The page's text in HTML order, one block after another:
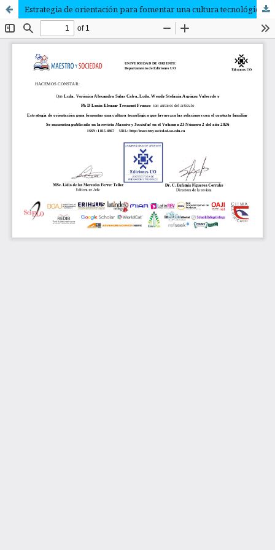
Estrategia de orientación para fomentar una cultura tecnológica que favorezca las relaciones con el contexto familiar.